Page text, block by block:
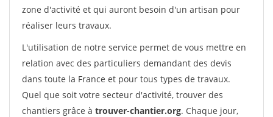
zone d'activité et qui auront besoin d'un artisan pour
réaliser leurs travaux.
L'utilisation de notre service permet de vous mettre en
relation avec des particuliers demandant des devis
dans toute la France et pour tous types de travaux.
Quel que soit votre secteur d'activité, trouver des
chantiers grâce à trouver-chantier.org. Chaque jour,